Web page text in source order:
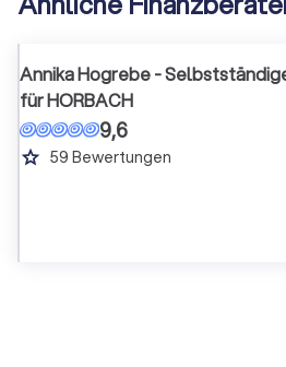
Annika Hogrebe -
für HORBACH
9,6
grade 59 Bewertungen